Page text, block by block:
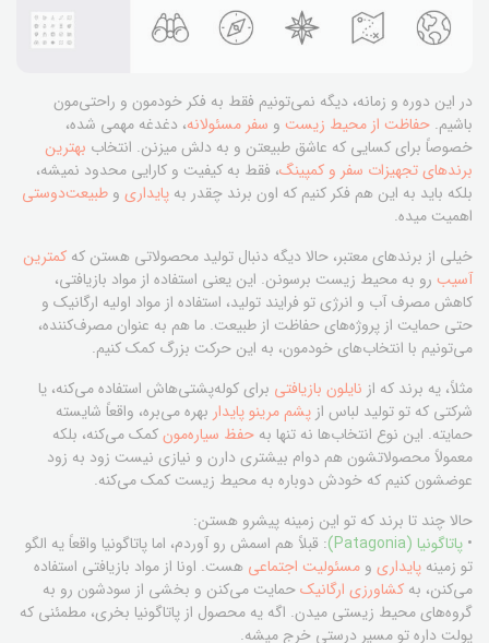
در این دوره و زمانه، دیگه نمی‌تونیم فقط به فکر خودمون و راحتی‌مون
باشیم. حفاظت از محیط زیست و سفر مسئولانه، دغدغه مهمی شده،
خصوصاً برای کسایی که عاشق طبیعتن و به دلش میزنن. انتخاب بهترین
برندهای تجهیزات سفر و کمپینگ، فقط به کیفیت و کارایی محدود نمیشه،
بلکه باید به این هم فکر کنیم که اون برند چقدر به پایداری و طبیعت‌دوستی
اهمیت میده.
خیلی از برندهای معتبر، حالا دیگه دنبال تولید محصولاتی هستن که کمترین
آسیب رو به محیط زیست برسونن. این یعنی استفاده از مواد بازیافتی،
کاهش مصرف آب و انرژی تو فرایند تولید، استفاده از مواد اولیه ارگانیک و
حتی حمایت از پروژه‌های حفاظت از طبیعت. ما هم به عنوان مصرف‌کننده،
می‌تونیم با انتخاب‌های خودمون، به این حرکت بزرگ کمک کنیم.
مثلاً، یه برند که از نایلون بازیافتی برای کوله‌پشتی‌هاش استفاده می‌کنه، یا
شرکتی که تو تولید لباس از پشم مرینو پایدار بهره می‌بره، واقعاً شایسته
حمایته. این نوع انتخاب‌ها نه تنها به حفظ سیاره‌مونکمک می‌کنه، بلکه
معمولاً محصولاتشون هم دوام بیشتری دارن و نیازی نیست زود به زود
عوضشون کنیم که خودش دوباره به محیط زیست کمک می‌کنه.
حالا چند تا برند که تو این زمینه پیشرو هستن:
• پاتاگونیا (Patagonia)
: قبلاً هم اسمش رو آوردم، اما پاتاگونیا واقعاً یه الگو
تو زمینه پایداری و مسئولیت اجتماعی هست. اونا از مواد بازیافتی استفاده
می‌کنن، به کشاورزی ارگانیکحمایت می‌کنن و بخشی از سودشون رو به
گروه‌های محیط زیستی میدن. اگه یه محصول از پاتاگونیا بخری، مطمئنی که
پولت داره تو مسیر درستی خرج میشه.